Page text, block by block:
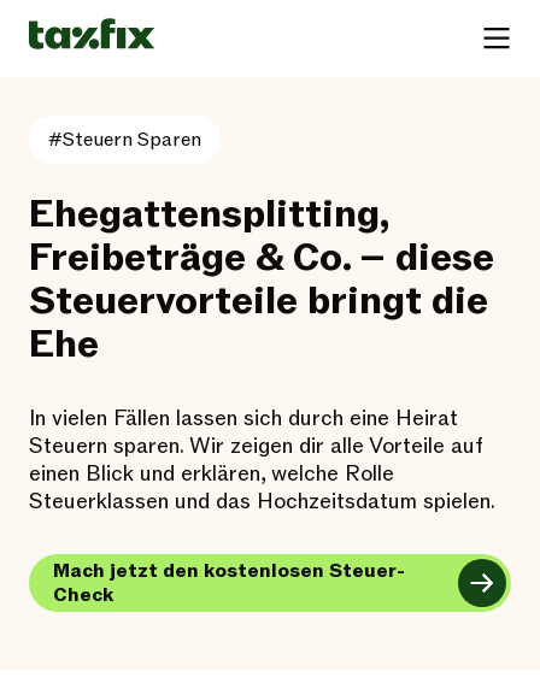
#Steuern Sparen
Ehegattensplitting,
Freibeträge & Co. – diese
Steuervorteile bringt die
Ehe
In vielen Fällen lassen sich durch eine Heirat
Steuern sparen. Wir zeigen dir alle Vorteile auf
einen Blick und erklären, welche Rolle
Steuerklassen und das Hochzeitsdatum spielen.
Mach jetzt den kostenlosen Steuer-
Check